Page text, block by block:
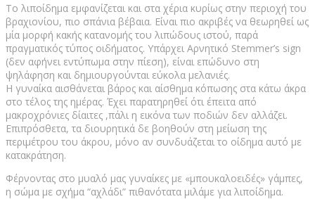
Το λιποίδημα εμφανίζεται και στα χέρια κυρίως στην περιοχή του
βραχιονίου, πιο σπάνια βέβαια. Είναι πιο ακριβές να θεωρηθεί ως
μία μορφή κακής κατανομής του λιπώδους ιστού, παρά
πραγματικός τύπος οιδήματος. Υπάρχει Αρνητικό Stemmer’s sign
(δεν αφήνει εντύπωμα στην πίεση), είναι επώδυνο στη
ψηλάφηση και δημιουργούνται εύκολα μελανιές.
Η γυναίκα αισθάνεται βάρος και αίσθημα κόπωσης στα κάτω άκρα
στο τέλος της ημέρας. Έχει παρατηρηθεί ότι έπειτα από
μακροχρόνιες δίαιτες ,πάλι η εικόνα των ποδιών δεν αλλάζει.
Επιπρόσθετα, τα διουρητικά δε βοηθούν στη μείωση της
περιμέτρου του άκρου, μόνο αν συνδυάζεται το οίδημα αυτό με
κατακράτηση.
Φέρνοντας στο μυαλό μας γυναίκες με «μπουκαλοειδές» γάμπες,
η σώμα με σχήμα “αχλάδι” πιθανότατα μιλάμε για λιποίδημα.